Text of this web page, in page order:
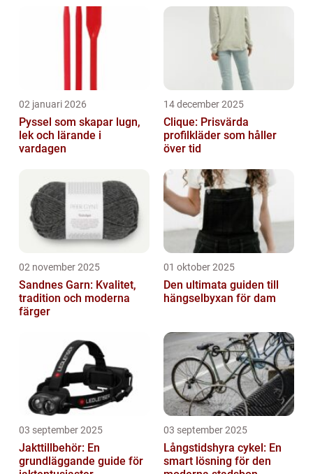
hållbart jordbruk. I denna artikel kommer vi
02 januari 2026
Pyssel som skapar lugn,
lek och lärande i
vardagen
14 december 2025
Clique: Prisvärda
profilkläder som håller
över tid
02 november 2025
Sandnes Garn: Kvalitet,
tradition och moderna
färger
01 oktober 2025
Den ultimata guiden till
hängselbyxan för dam
03 september 2025
Jakttillbehör: En
grundläggande guide för
03 september 2025
Långstidshyra cykel: En
smart lösning för den